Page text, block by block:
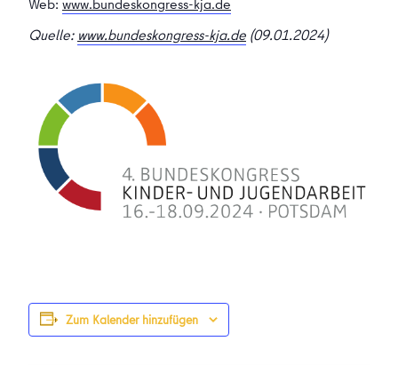
Quelle: www.bundeskongress-kja.de (09.01.2024)
Zum Kalender hinzufügen